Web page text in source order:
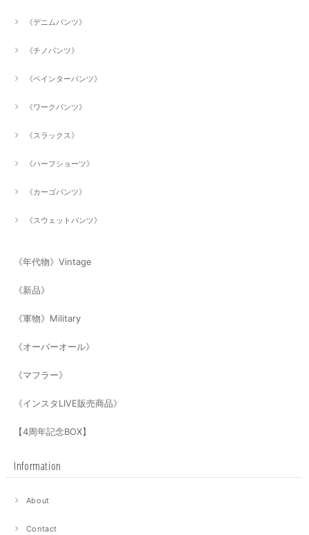
《デニムパンツ》
《チノパンツ》
《ペインターパンツ》
《ワークパンツ》
《スラックス》
《ハーフショーツ》
《カーゴパンツ》
《スウェットパンツ》
《年代物》Vintage
《新品》
《軍物》Military
《オーバーオール》
《マフラー》
《インスタLIVE販売商品》
【4周年記念BOX】
Information
About
Contact